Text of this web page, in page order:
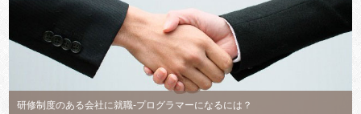
研修制度のある会社に就職-プログラマーになるには？